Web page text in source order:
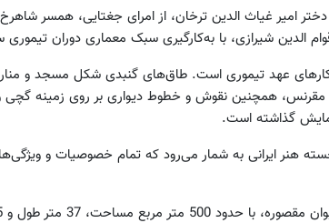
الدین شیرازی، با به‌کارگیری سبک معماری دوران
عهد تیموری است. طاق‌‌های گنبدی شکل مسجد و
مقرنس، همچنین نقوش و خطوط دیواری بر روی زمینه‌ گچی
گذاشته است.
هنر ایرانی به شمار می‌رود که تمام خصوصیات و